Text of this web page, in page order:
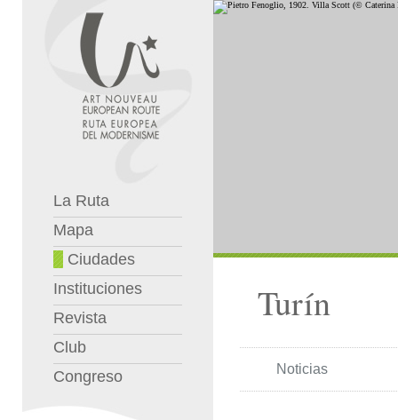
La Ruta
Mapa
Ciudades
Instituciones
Revista
Club
Congreso
Turín
Noticias